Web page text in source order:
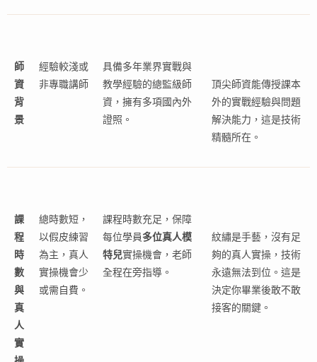
師
資
背
景
經驗較淺或
非專職講師
具備多年業界實戰與
教學經驗的總監級師
資，擁有多項國內外
證照。
頂尖師資能傳授課本
外的實戰經驗與問題
解決能力，這是技術
精髓所在。
課
程
時
數
與
真
人
實
總時數短，
以假皮練習
為主，真人
實操機會少
或需自費。
課程時數充足，保障
每位學員多位真人模
特兒實操機會，老師
全程在旁指導。
紋繡是手藝，沒有足
夠的真人實操，技術
永遠無法到位。這是
決定你畢業後敢不敢
接客的關鍵。